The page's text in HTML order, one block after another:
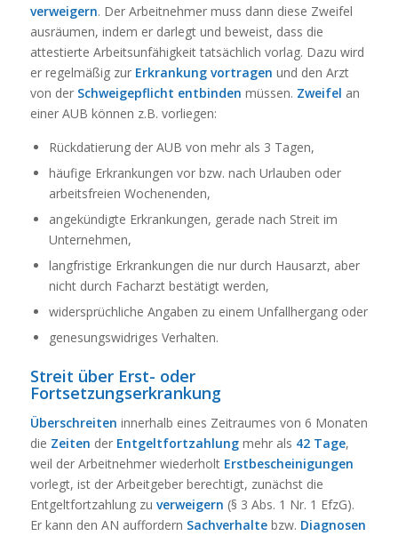
verweigern. Der Arbeitnehmer muss dann diese Zweifel
ausräumen, indem er darlegt und beweist, dass die
attestierte Arbeitsunfähigkeit tatsächlich vorlag. Dazu wird
er regelmäßig zur Erkrankung vortragen und den Arzt
von der Schweigepflicht entbinden müssen. Zweifel an
einer AUB können z.B. vorliegen:
Rückdatierung der AUB von mehr als 3 Tagen,
häufige Erkrankungen vor bzw. nach Urlauben oder
arbeitsfreien Wochenenden,
angekündigte Erkrankungen, gerade nach Streit im
Unternehmen,
langfristige Erkrankungen die nur durch Hausarzt, aber
nicht durch Facharzt bestätigt werden,
widersprüchliche Angaben zu einem Unfallhergang oder
genesungswidriges Verhalten.
Streit über Erst- oder
Fortsetzungserkrankung
Überschreiten innerhalb eines Zeitraumes von 6 Monaten
die Zeiten der Entgeltfortzahlungmehr als 42 Tage,
weil der Arbeitnehmer wiederholt Erstbescheinigungen
vorlegt, ist der Arbeitgeber berechtigt, zunächst die
Entgeltfortzahlung zu verweigern (§ 3 Abs. 1 Nr. 1 EfzG).
Er kann den AN auffordern Sachverhalte bzw. Diagnosen